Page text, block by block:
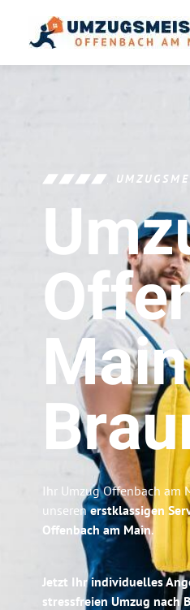
Main
Ihr Umzug Offenbach am
unserenerstklassigen
Offenbach am Main.
Jetzt Ihr individuelles
stressfreien Umzug nach